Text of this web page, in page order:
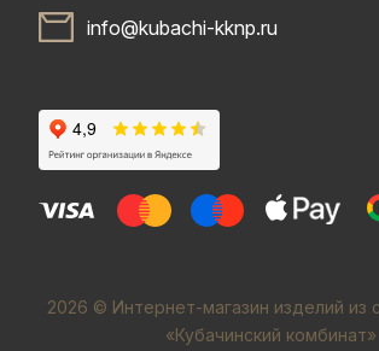
info@kubachi-kknp.ru
2026 © Интернет-магазин изделий
«Кубачинский комбинат»